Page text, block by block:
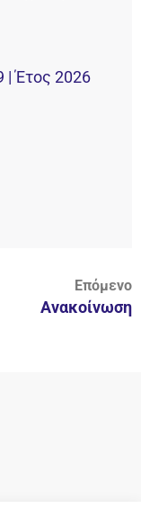
| Έτος 2026
Επόμενο
Ανακοίνωση